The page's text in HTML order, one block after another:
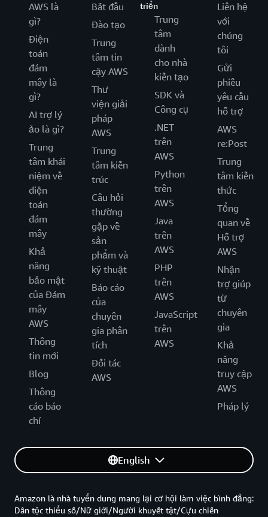
AWS là
gì?
Điện
toán
đám
mây là
gì?
AI trợ lý
ảo là gì?
Trung
tâm khái
niệm về
điện
toán
đám
mây
Khả
năng
bảo mật
của Đám
mây
AWS
Thông
tin mới
Blog
Thông
cáo báo
chí
Bắt đầu
Đào tạo
Trung
tâm tin
cậy AWS
Thư
viện giải
pháp
AWS
Trung
tâm kiến
trúc
Câu hỏi
thường
gặp về
sản
phẩm và
kỹ thuật
Báo cáo
của
chuyên
gia phân
tích
Đối tác
AWS
triển
Trung
tâm
dành
cho nhà
kiến tạo
SDK và
Công cụ
.NET
trên
AWS
Python
trên
AWS
Java
trên
AWS
PHP
trên
AWS
JavaScript
trên
AWS
Liên hệ
với
chúng
tôi
Gửi
phiếu
yêu cầu
hỗ trợ
AWS
re:Post
Trung
tâm kiến
thức
Tổng
quan về
Hỗ trợ
AWS
Nhận
trợ giúp
từ
chuyên
gia
Khả
năng
truy cập
AWS
Pháp lý
English
Amazon là nhà tuyển dung mang lại cơ hội làm việc bình đẳng:
Dân tộc thiểu số/Nữ giới/Người khuyết tật/Cựu chiến